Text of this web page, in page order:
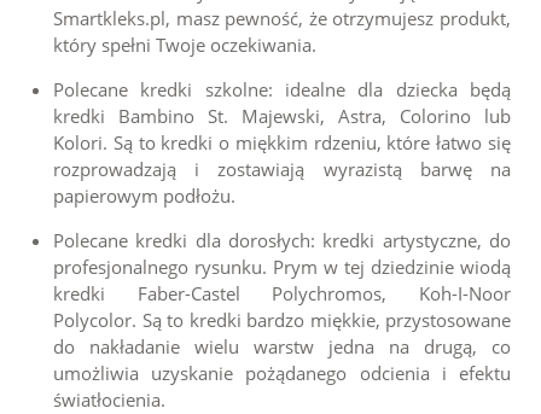
Smartkleks.pl, masz pewność, że otrzymujesz produkt,
który spełni Twoje oczekiwania.
Polecane kredki szkolne: idealne dla dziecka będą
kredki Bambino St. Majewski, Astra, Colorino lub
Kolori. Są to kredki o miękkim rdzeniu, które łatwo się
rozprowadzają i zostawiają wyrazistą barwę na
papierowym podłożu.
Polecane kredki dla dorosłych: kredki artystyczne, do
profesjonalnego rysunku. Prym w tej dziedzinie wiodą
kredki Faber-Castel Polychromos, Koh-I-Noor
Polycolor. Są to kredki bardzo miękkie, przystosowane
do nakładanie wielu warstw jedna na drugą, co
umożliwia uzyskanie pożądanego odcienia i efektu
światłocienia.